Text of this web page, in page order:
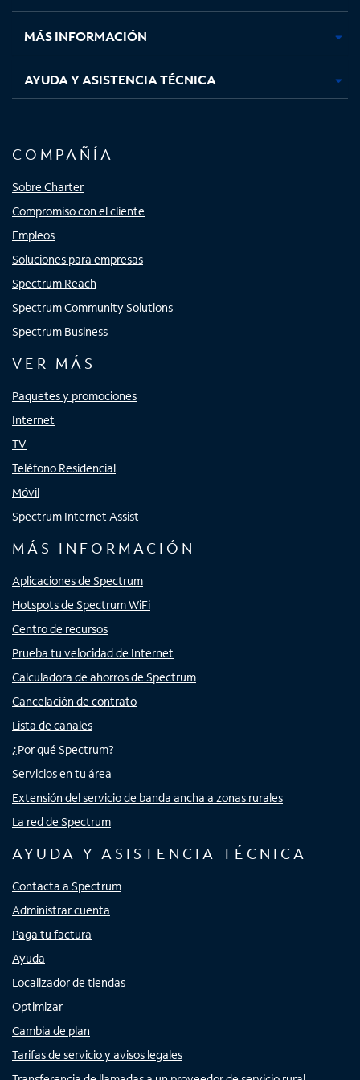
nuevanuevanuevanueva
MÁS INFORMACIÓN
AYUDA Y ASISTENCIA TÉCNICA
COMPAÑÍA
Sobre Charter
Compromiso con el cliente
Empleos
Soluciones para empresas
Spectrum Reach
Spectrum Community Solutions
Spectrum Business
VER MÁS
Paquetes y promociones
Internet
TV
Teléfono Residencial
Móvil
Spectrum Internet Assist
MÁS INFORMACIÓN
Aplicaciones de Spectrum
Hotspots de Spectrum WiFi
Centro de recursos
Prueba tu velocidad de Internet
Calculadora de ahorros de Spectrum
Cancelación de contrato
Lista de canales
¿Por qué Spectrum?
Servicios en tu área
Extensión del servicio de banda ancha a zonas rurales
La red de Spectrum
AYUDA Y ASISTENCIA TÉCNICA
Contacta a Spectrum
Administrar cuenta
Paga tu factura
Ayuda
Localizador de tiendas
Optimizar
Cambia de plan
Tarifas de servicio y avisos legales